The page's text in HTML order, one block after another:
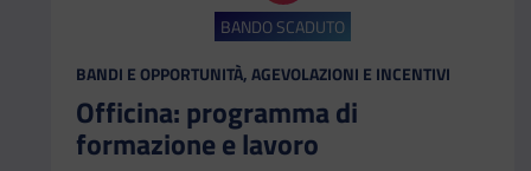
BANDO SCADUTO
CATEGORIA:
BANDI E OPPORTUNITÀ, AGEVOLAZIONI E INCENTIVI
Officina: programma di
formazione e lavoro